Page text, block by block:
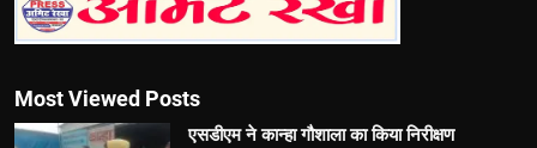
Most Viewed Posts
एसडीएम ने कान्हा गौशाला का किया निरीक्षण